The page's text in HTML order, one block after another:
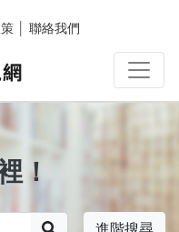
聯絡我們
！
進階搜尋